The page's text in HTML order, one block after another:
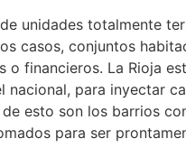
unidades totalmente
casos, conjuntos
o financieros. La Rioja
nacional, para inyectar
esto son los barrios
para ser